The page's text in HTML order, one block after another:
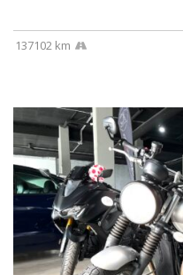
137102 km